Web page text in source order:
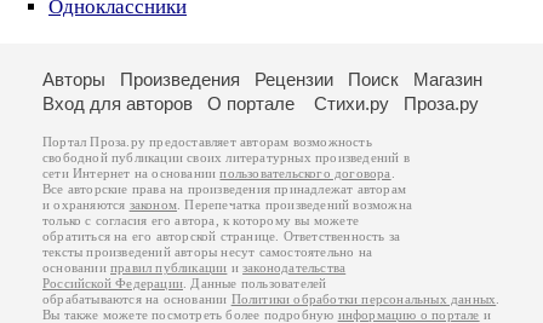
Одноклассники
Авторы Произведения Рецензии Поиск
Магазин
Вход для авторов
О портале Стихи.ру Проза.ру
Портал Проза.ру предоставляет авторам возможность
свободной публикации своих литературных произведений в
сети Интернет на основаниипользовательского договора
Все авторские права на произведения принадлежат авторам
и охраняются законом . Перепечатка произведений возможна
только с согласия его автора, к которому вы можете
обратиться на его авторской странице. Ответственность за
тексты произведений авторы несут самостоятельно на
основанииправил публикации изаконодательства
Российской Федерации . Данные пользователей
обрабатываются на основании Политики обработки персональных данных
Вы также можете посмотреть более подробную информацию о портале и